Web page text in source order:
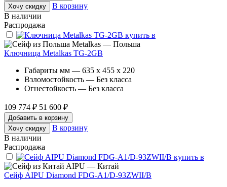
Хочу скидку
В корзину
В наличии
Распродажа
Metalkas — Польша
Ключница Metalkas TG-2GB
Габариты мм — 635 x 455 x 220
Взломостойкость — Без класса
Огнестойкость — Без класса
109 774 ₽ 51 600 ₽
Добавить в корзину
Хочу скидку
В корзину
В наличии
Распродажа
AIPU — Китай
Сейф AIPU Diamond FDG-A1/D-93ZWII/B